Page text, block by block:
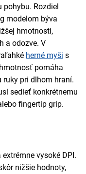
Rozdiel
modelom býva
hmotnosti,
a odozve. V
herné myši s
pomáha
ruky pri dlhom hraní.
sedieť konkrétnemu
fingertip grip.
vysoké DPI.
nižšie hodnoty,